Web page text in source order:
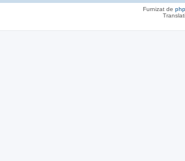
Furnizat de